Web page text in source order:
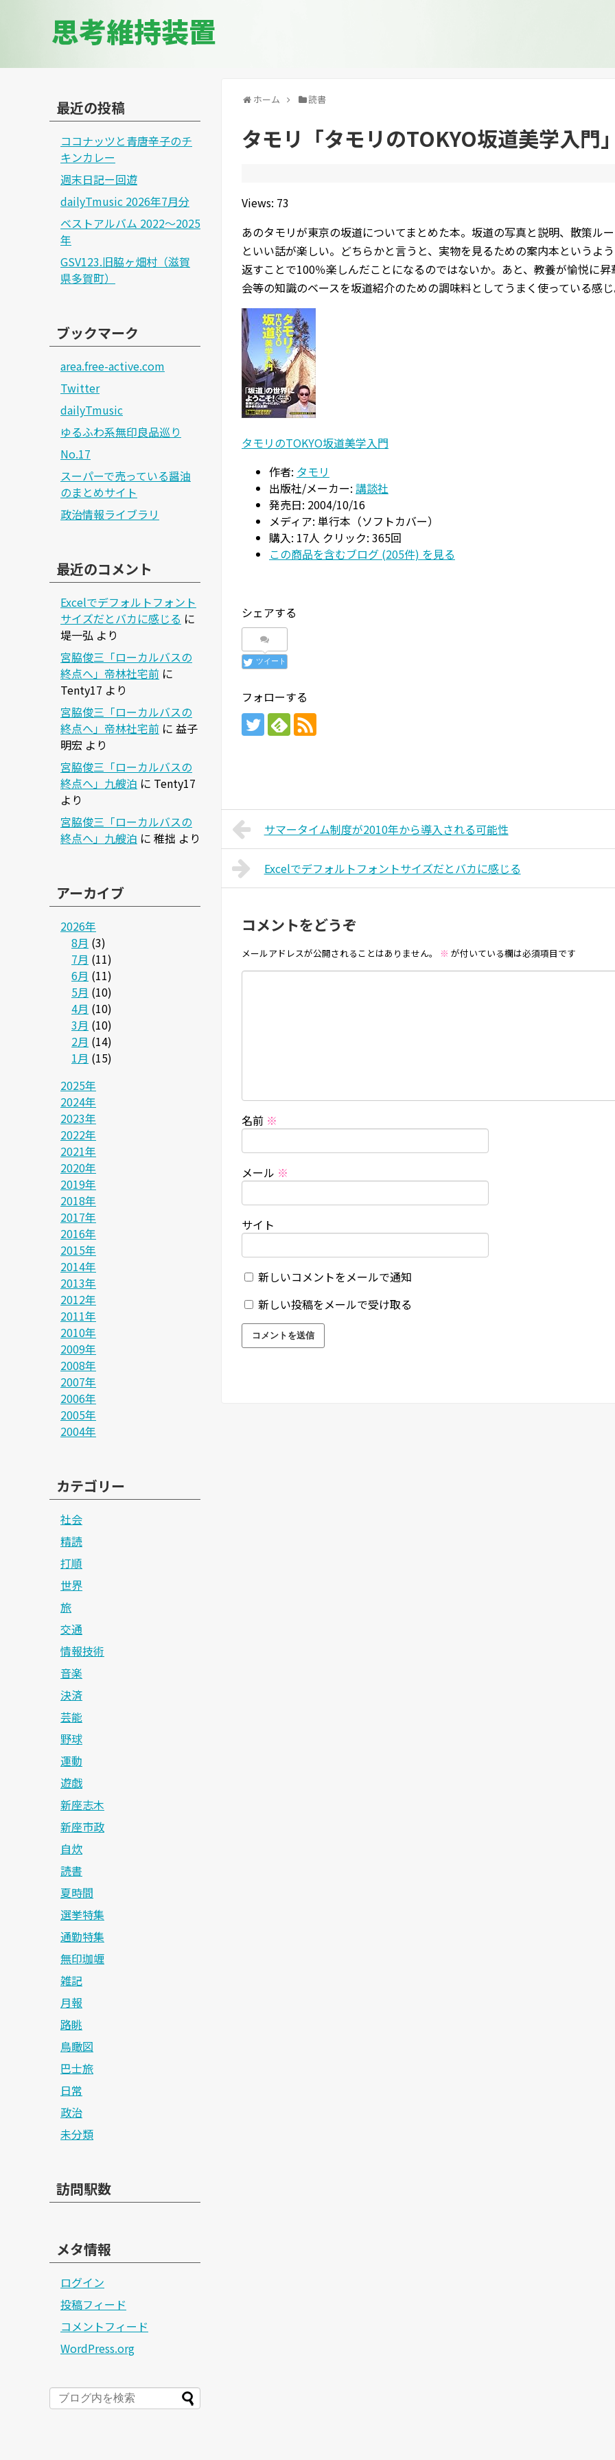
思考維持装置
ホーム 読書
タモリ「タモリのTOKYO坂道美学入門」
Views: 73
あのタモリが東京の坂道についてまとめた本。坂道の写真と説明、散策ル
といい話が楽しい。どちらかと言うと、実物を見るための案内本というよ
返すことで100％楽しんだことになるのではないか。あと、教養が愉悦に
会等の知識のベースを坂道紹介のための調味料としてうまく使っている感じ
タモリのTOKYO坂道美学入門
作者: タモリ
出版社/メーカー: 講談社
発売日: 2004/10/16
メディア: 単行本（ソフトカバー）
購入: 17人 クリック: 365回
この商品を含むブログ (205件) を見る
シェアする
ツイート
フォローする
サマータイム制度が2010年から導入される可能性
Excelでデフォルトフォントサイズだとバカに感じる
コメントをどうぞ
メールアドレスが公開されることはありません。 ※ が付いている欄は必須項目です
名前 ※
メール ※
サイト
新しいコメントをメールで通知
新しい投稿をメールで受け取る
最近の投稿
ココナッツと青唐辛子のチ
キンカレー
週末日記ー回遊
dailyTmusic 2026年7月分
ベストアルバム 2022～2025
年
GSV123.旧脇ヶ畑村（滋賀
県多賀町）
ブックマーク
area.free-active.com
Twitter
dailyTmusic
ゆるふわ系無印良品巡り
No.17
スーパーで売っている醤油
のまとめサイト
政治情報ライブラリ
最近のコメント
Excelでデフォルトフォント
サイズだとバカに感じる に
堤一弘 より
宮脇俊三「ローカルバスの
終点へ」帝林社宅前 に
Tenty17 より
宮脇俊三「ローカルバスの
終点へ」帝林社宅前 に 益子
明宏 より
宮脇俊三「ローカルバスの
終点へ」九艘泊 に Tenty17
より
宮脇俊三「ローカルバスの
終点へ」九艘泊 に 稚拙 より
アーカイブ
2026年
8月 (3)
7月 (11)
6月 (11)
5月 (10)
4月 (10)
3月 (10)
2月 (14)
1月 (15)
2025年
2024年
2023年
2022年
2021年
2020年
2019年
2018年
2017年
2016年
2015年
2014年
2013年
2012年
2011年
2010年
2009年
2008年
2007年
2006年
2005年
2004年
カテゴリー
社会
精読
打順
世界
旅
交通
情報技術
音楽
決済
芸能
野球
運動
遊戯
新座志木
新座市政
自炊
読書
夏時間
選挙特集
通勤特集
無印珈竰
雑記
月報
路眺
鳥瞰図
巴士旅
日常
政治
未分類
訪問駅数
メタ情報
ログイン
投稿フィード
コメントフィード
WordPress.org